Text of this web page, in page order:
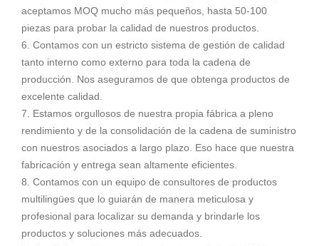
aceptamos MOQ mucho más pequeños, hasta 50-100
piezas para probar la calidad de nuestros productos.
6. Contamos con un estricto sistema de gestión de calidad
tanto interno como externo para toda la cadena de
producción. Nos aseguramos de que obtenga productos de
excelente calidad.
7. Estamos orgullosos de nuestra propia fábrica a pleno
rendimiento y de la consolidación de la cadena de suministro
con nuestros asociados a largo plazo. Eso hace que nuestra
fabricación y entrega sean altamente eficientes.
8. Contamos con un equipo de consultores de productos
multilingües que lo guiarán de manera meticulosa y
profesional para localizar su demanda y brindarle los
productos y soluciones más adecuados.